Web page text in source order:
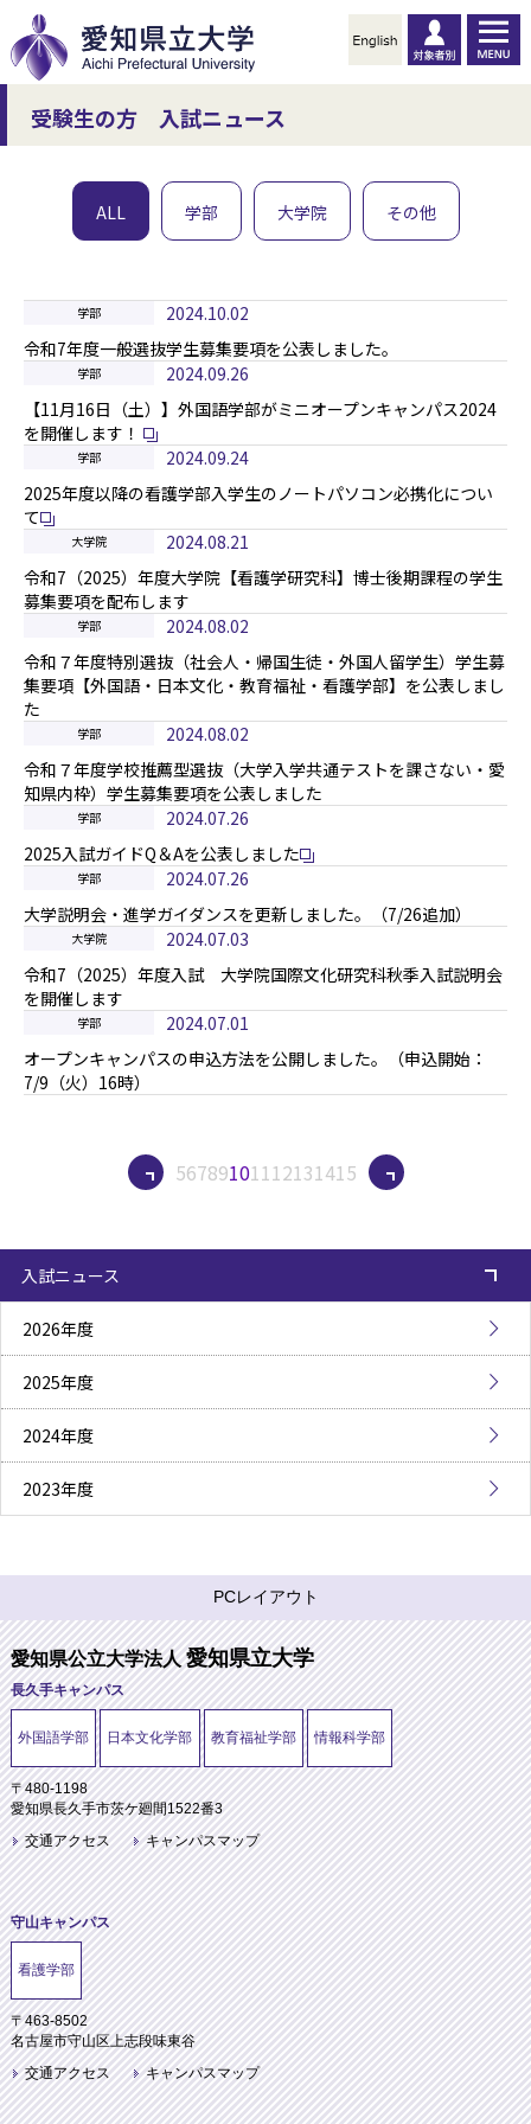
受験生の方 入試ニュース
ALL 学部 大学院 その他
学部
2024.10.02
令和7年度一般選抜学生募集要項を公表しました。
学部
2024.09.26
【11月16日（土）】外国語学部がミニオープンキャンパス2024
を開催します！
学部
2024.09.24
2025年度以降の看護学部入学生のノートパソコン必携化につい
て
大学院
2024.08.21
令和7（2025）年度大学院【看護学研究科】博士後期課程の学生
募集要項を配布します
学部
2024.08.02
令和７年度特別選抜（社会人・帰国生徒・外国人留学生）学生募
集要項【外国語・日本文化・教育福祉・看護学部】を公表しまし
た
学部
2024.08.02
令和７年度学校推薦型選抜（大学入学共通テストを課さない・愛
知県内枠）学生募集要項を公表しました
学部
2024.07.26
2025入試ガイドQ＆Aを公表しました
学部
2024.07.26
大学説明会・進学ガイダンスを更新しました。（7/26追加）
大学院
2024.07.03
令和7（2025）年度入試 大学院国際文化研究科秋季入試説明会
を開催します
学部
2024.07.01
オープンキャンパスの申込方法を公開しました。（申込開始：
7/9（火）16時）
567891011 12131415
入試ニュース
2026年度
2025年度
2024年度
2023年度
PCレイアウト
愛知県公立大学法人愛知県立大学
長久手キャンパス
外国語学部 日本文化学部 教育福祉学部 情報科学部
〒480-1198
愛知県長久手市茨ケ廻間1522番3
交通アクセス
キャンパスマップ
守山キャンパス
看護学部
〒463-8502
名古屋市守山区上志段味東谷
交通アクセス
キャンパスマップ